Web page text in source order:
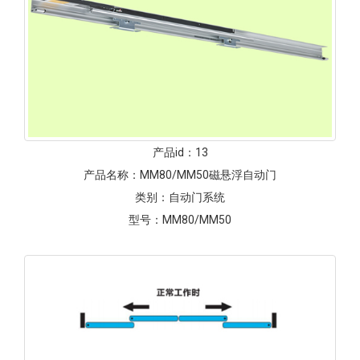
产品id： 13
产品名称： MM80/MM50磁悬浮自动门
类别： 自动门系统
型号： MM80/MM50